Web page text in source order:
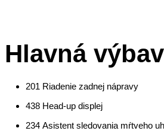
Hlavná
201 Riadenie zadnej nápravy
438 Head-up displej
234 Asistent sledovania mŕtveho